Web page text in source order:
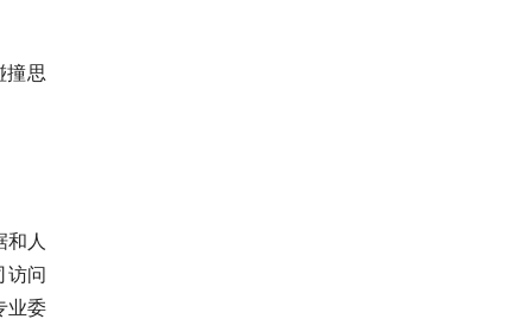
撞思
人
访问
业委